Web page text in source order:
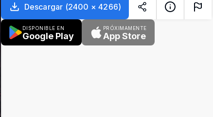
Descargar (2400 ×4266)
DISPONIBLE EN
Google Play
PRÓXIMAMENTE
App Store